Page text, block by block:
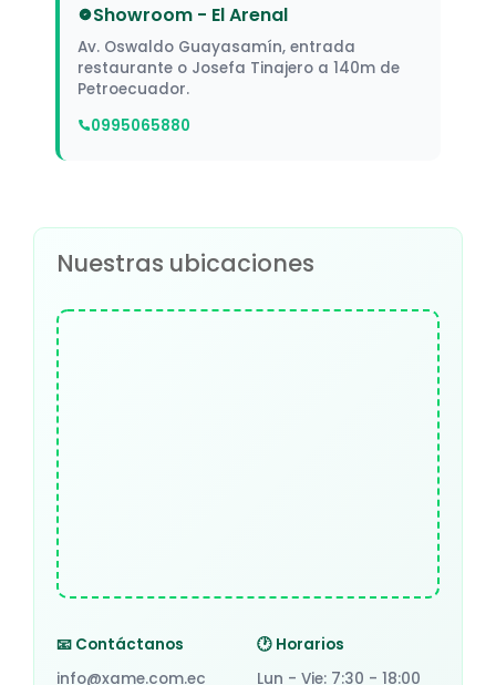
Showroom - El Arenal
Av. Oswaldo Guayasamín, entrada
restaurante o Josefa Tinajero a 140m de
Petroecuador.
0995065880
Nuestras ubicaciones
📧 Contáctanos
info@xame.com.ec
🕐 Horarios
Lun - Vie: 7:30 - 18:00